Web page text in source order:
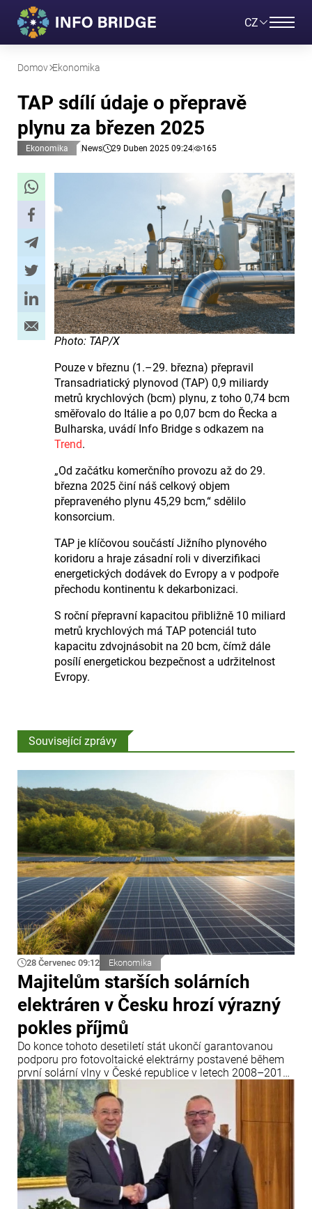
CZ
Domov Ekonomika
TAP sdílí údaje o přepravě
plynu za březen 2025
Ekonomika News 29 Duben 2025 09:24 165
Photo: TAP/X
Pouze v březnu (1.–29. března) přepravil
Transadriatický plynovod (TAP) 0,9 miliardy
metrů krychlových (bcm) plynu, z toho 0,74 bcm
směřovalo do Itálie a po 0,07 bcm do Řecka a
Bulharska, uvádí Info Bridge s odkazem na
Trend.
„Od začátku komerčního provozu až do 29.
března 2025 činí náš celkový objem
přepraveného plynu 45,29 bcm,“ sdělilo
konsorcium.
TAP je klíčovou součástí Jižního plynového
koridoru a hraje zásadní roli v diverzifikaci
energetických dodávek do Evropy a v podpoře
přechodu kontinentu k dekarbonizaci.
S roční přepravní kapacitou přibližně 10 miliard
metrů krychlových má TAP potenciál tuto
kapacitu zdvojnásobit na 20 bcm, čímž dále
posílí energetickou bezpečnost a udržitelnost
Evropy.
Související zprávy
28 Červenec 09:12 Ekonomika
Majitelům starších solárních
elektráren v Česku hrozí výrazný
pokles příjmů
Do konce tohoto desetiletí stát ukončí garantovanou
podporu pro fotovoltaické elektrárny postavené během
první solární vlny v České republice v letech 2008–2010.
Dvacet let po uvedení do provozu tyto elektrárny přijdou
o garantované výkupní ceny elektřiny a jejich majitelé
budou muset buď modernizovat zařízení, nebo své
podnikání prodat.